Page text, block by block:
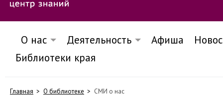
О нас Деятельность Афиша
Библиотеки края
Главная О библиотеке СМИ о нас